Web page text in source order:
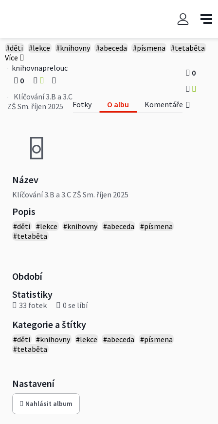
Klíčování 3.B a 3.C ZŠ Sm. říjen
#děti #lekce #knihovny #abeceda #písmena
#tetaběta
Více
knihovnaprelouc
0
Klíčování 3.B a 3.C
ZŠ Sm. říjen 2025
Fotky O albu Komentáře
0
Název
Klíčování 3.B a 3.C ZŠ Sm. říjen 2025
Popis
#děti #lekce #knihovny #abeceda
#písmena
#tetaběta
Období
Statistiky
33 fotek 0 se líbí
Kategorie a štítky
#děti #knihovny #lekce #abeceda
#písmena
#tetaběta
Nastavení
Nahlásit album